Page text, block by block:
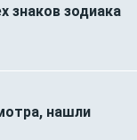
знаков зодиака
нашли